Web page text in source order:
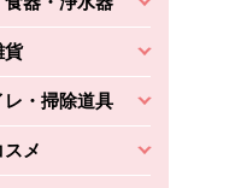
貨
・掃除道具
メ